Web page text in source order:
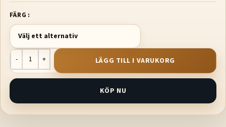
FÄRG
LÄGG TILL I VARUKORG
KÖP NU